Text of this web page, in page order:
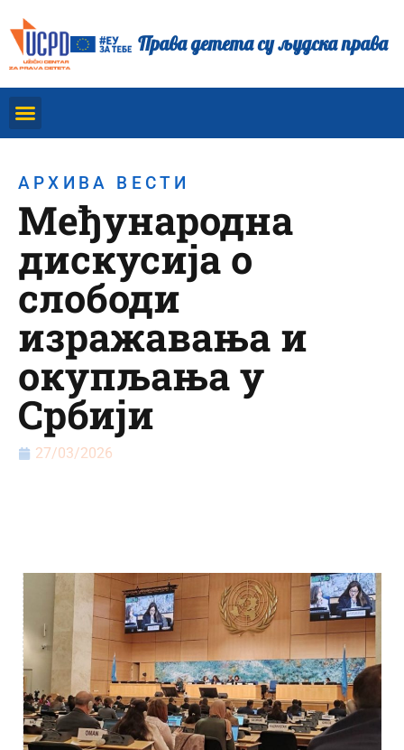
Права детета су људска права
АРХИВА ВЕСТИ
Међународна
дискусија о
слободи
изражавања и
окупљања у
Србији
27/03/2026